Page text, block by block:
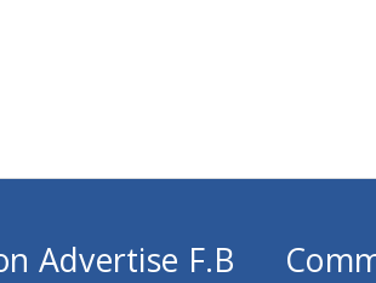
Advertise F.B